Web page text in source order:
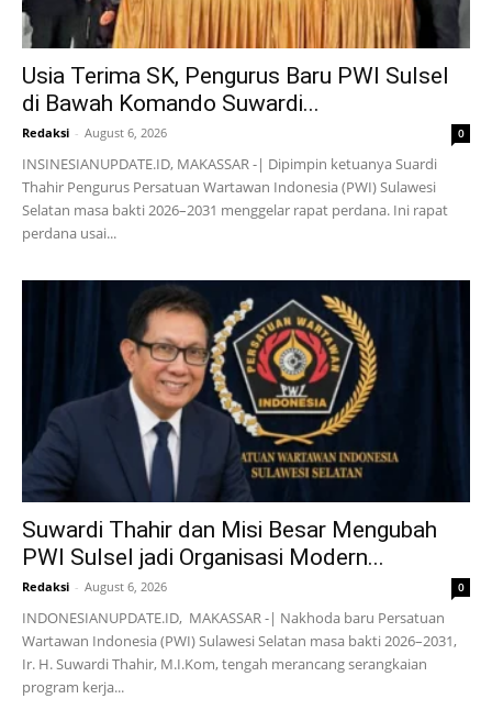
Usia Terima SK, Pengurus Baru PWI Sulsel
di Bawah Komando Suwardi...
Redaksi - August 6, 2026 0
INSINESIANUPDATE.ID, MAKASSAR -| Dipimpin ketuanya Suardi
Thahir Pengurus Persatuan Wartawan Indonesia (PWI) Sulawesi
Selatan masa bakti 2026–2031 menggelar rapat perdana. Ini rapat
perdana usai...
Suwardi Thahir dan Misi Besar Mengubah
PWI Sulsel jadi Organisasi Modern...
Redaksi - August 6, 2026 0
INDONESIANUPDATE.ID, MAKASSAR -| Nakhoda baru Persatuan
Wartawan Indonesia (PWI) Sulawesi Selatan masa bakti 2026–2031,
Ir. H. Suwardi Thahir, M.I.Kom, tengah merancang serangkaian
program kerja...